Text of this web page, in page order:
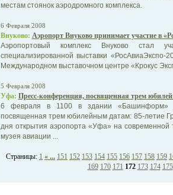
местам стоянок аэродромного комплекса.
6 Февраля 2008
Внуково: Аэропорт Внуково принимает участие в
Аэропортовый комплекс Внуково стал
специализированной выставки
Международном выставочном центре «Крокус
5 Февраля 2008
Уфа: Пресс-конференция, посвященная трем
6 февраля в 1100 в здании «Башинформ»
посвященная трем юбилейным датам: 85-летие
дня открытия аэропорта «Уфа» на
музея авиации ...
Страницы: 1 « ... 151 152 153 154 155 156 157 158 159
169 170 171 172 173 174 175